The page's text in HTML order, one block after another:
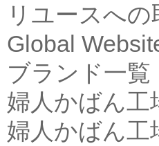
リユースへ
Global
ブランド一覧
婦人かばん工
婦人かばん工